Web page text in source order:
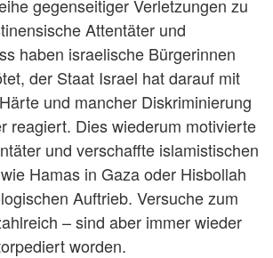
gegenseitiger Verletzungen zu
Attentäter und
haben israelische Bürgerinnen
der Staat Israel hat darauf mit
und mancher Diskriminierung
reagiert. Dies wiederum motivierte
und verschaffte islamistischen
Hamas in Gaza oder Hisbollah
Auftrieb. Versuche zum
– sind aber immer wieder
worden.